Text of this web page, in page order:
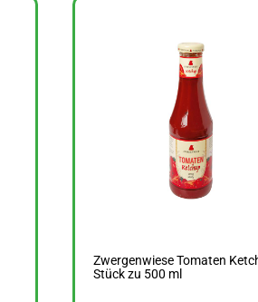
Zwergenwiese Tomaten
Stück zu 500 ml